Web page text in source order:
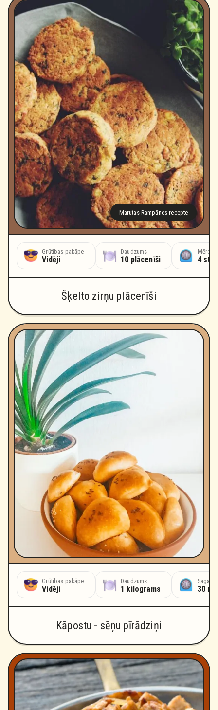
Marutas Rampānes recepte
Grūtības pakāpe
Vidēji
Daudzums
10 plācenīši 4
Šķelto zirņu plācenīši
Grūtības pakāpe
Vidēji
Daudzums
1 kilograms 30
Kāpostu - sēņu pīrādziņi